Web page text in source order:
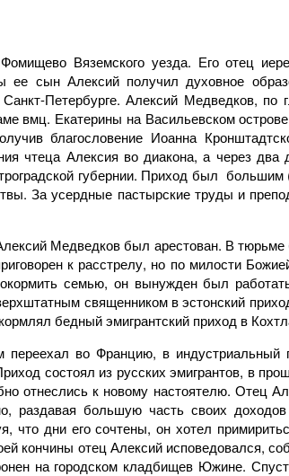
Вяземского уезда. Его отец
сын Алексий получил духовное
Петербурге. Алексий Медведков,
вмц. Екатерины на Васильевском
благословение Иоанна
чтеца Алексия во диакона, а через
губернии. Приход был
За усердные пастырские труды и
Медведков был арестован. В
к расстрелу, но по милости
семью, он вынужден был
священником в эстонский
бедный эмигрантский приход в
во Францию, в
состоял из русских эмигрантов, в
отнеслись к новому настоятелю. Отец
раздавая большую часть своих
что дни его сочтены, он хотел
кончины отец Алексий исповедовался,
на городском кладбищев Южине.